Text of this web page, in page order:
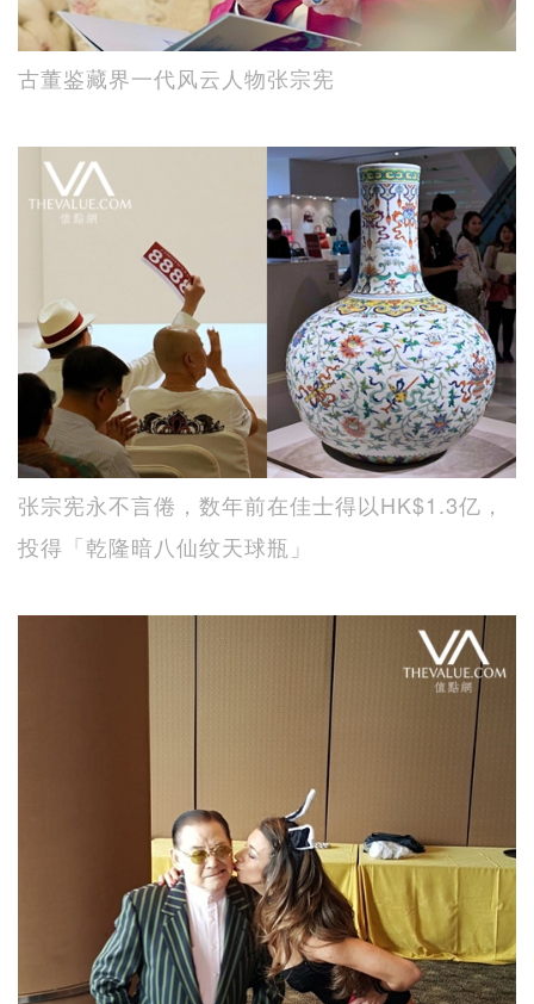
古董鉴藏界一代风云人物张宗宪
张宗宪永不言倦，数年前在佳士得以HK$1.3亿，
投得「乾隆暗八仙纹天球瓶」